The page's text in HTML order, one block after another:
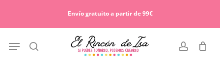
Envío gratuito a partir de 99€
search account
Menu
Cart